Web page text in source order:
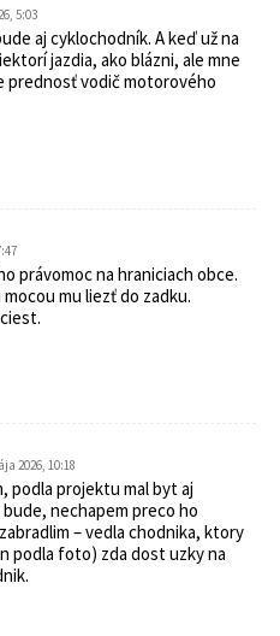
5:03
aj cyklochodník. A keď už na
jazdia, ako blázni, ale mne
prednosť vodič motorového
právomoc na hraniciach obce.
mu liezť do zadku.
2026, 10:18
podla projektu mal byt aj
nechapem preco ho
– vedla chodnika, ktory
podla foto) zda dost uzky na